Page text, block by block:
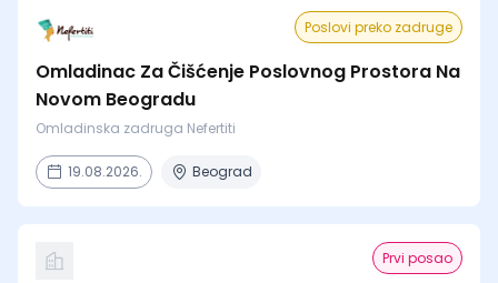
Poslovi preko zadruge
Omladinac Za Čišćenje Poslovnog Prostora Na
Novom Beogradu
Omladinska zadruga Nefertiti
19.08.2026. Beograd
Prvi posao